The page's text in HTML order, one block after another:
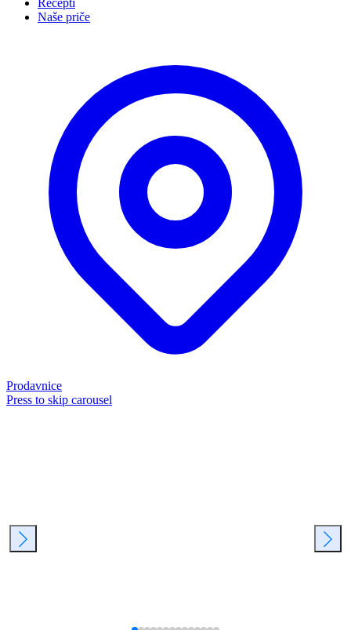
Recepti
Naše priče
Prodavnice
Press to skip carousel